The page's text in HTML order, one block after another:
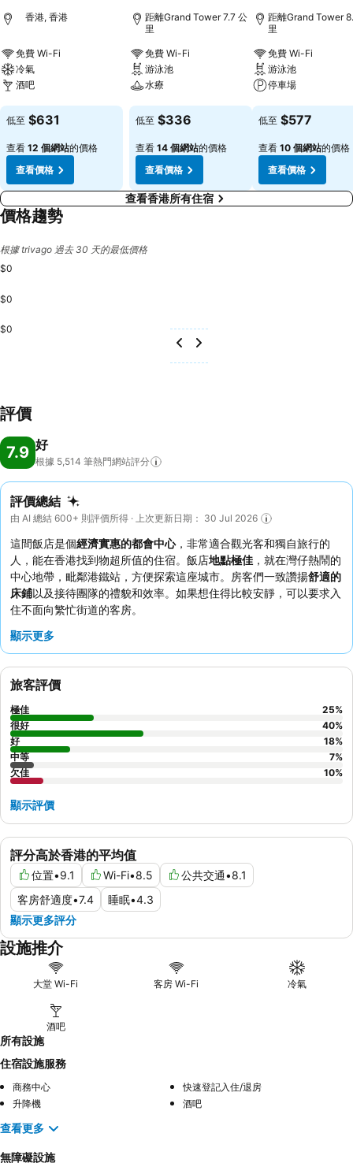
香港, 香港
免費 Wi-Fi
冷氣
酒吧
查看價格
低至 $631
查看 12 個網站的價格
查看價格
距離Grand Tower 7.7 公
里
免費 Wi-Fi
游泳池
水療
查看價格
低至 $336
查看 14 個網站的價格
查看價格
距離Grand Tower
里
免費 Wi-Fi
游泳池
停車場
查看價格
低至 $577
查看 10 個網站的價格
查看價格
查看香港所有住宿
價格趨勢
根據 trivago 過去 30 天的最低價格
$0
$0
$0
評價
7.9 好
根據 5,514 筆熱門網站評分
評價總結
由 AI 總結 600+ 則評價所得 · 上次更新日期： 30 Jul 2026
這間飯店是個經濟實惠的都會中心，非常適合觀光客和獨自旅行的
人，能在香港找到物超所值的住宿。飯店地點極佳 ，就在灣仔熱鬧的
中心地帶，毗鄰港鐵站，方便探索這座城市。房客們一致讚揚舒適的
床鋪以及接待團隊的禮貌和效率。如果想住得比較安靜，可以要求入
住不面向繁忙街道的客房。
顯示更多
評分高於香港的平均值
位置•9.1 Wi-Fi•8.5 公共交通•8.1
客房舒適度•7.4 睡眠•4.3
顯示更多評分
旅客評價
極佳 25%
很好
40%
好
18%
中等
7%
欠佳
10%
顯示評價
設施推介
大堂 Wi-Fi 客房 Wi-Fi 冷氣
酒吧
所有設施
住宿設施服務
商務中心
快速登記入住/退房
升降機
酒吧
查看更多
無障礙設施